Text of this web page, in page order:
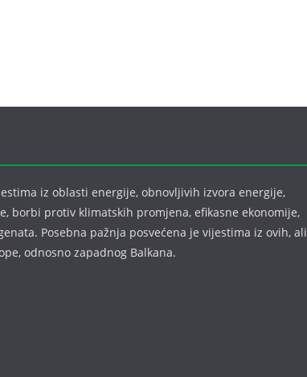
iz oblasti energije, obnovljivih izvora energije,
borbi protiv klimatskih promjena, efikasne ekonomije,
Posebna pažnja posvećena je vijestima iz ovih, ali
odnosno zapadnog Balkana.